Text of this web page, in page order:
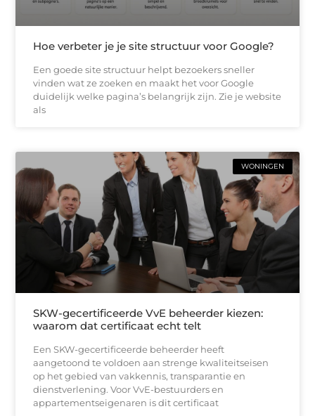
Hoe verbeter je je site structuur voor Google?
Een goede site structuur helpt bezoekers sneller
vinden wat ze zoeken en maakt het voor Google
duidelijk welke pagina’s belangrijk zijn. Zie je website
als
WONINGEN
SKW-gecertificeerde VvE beheerder kiezen:
waarom dat certificaat echt telt
Een SKW-gecertificeerde beheerder heeft
aangetoond te voldoen aan strenge kwaliteitseisen
op het gebied van vakkennis, transparantie en
dienstverlening. Voor VvE-bestuurders en
appartementseigenaren is dit certificaat